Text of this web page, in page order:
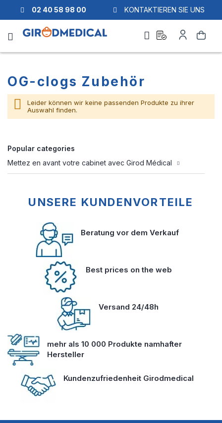
02 40 58 98 00 KONTAKTIEREN SIE UNS
Suche
quote
Konto
OG-clogs Zubehör
Leider können wir keine passenden Produkte zu ihrer
Auswahl finden.
Popular categories
Mettez en avant votre cabinet avec Girod Médical
UNSERE KUNDENVORTEILE
Beratung vor dem Verkauf
Best prices on the web
Versand 24/48h
mehr als 10 000 Produkte namhafter
Hersteller
Kundenzufriedenheit Girodmedical